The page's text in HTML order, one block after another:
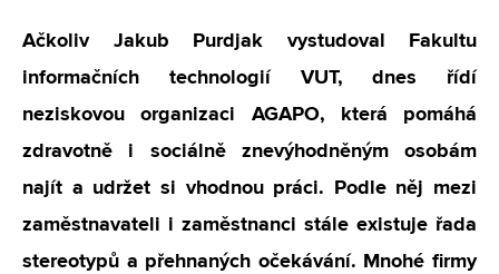
Ačkoliv Jakub Purdjak vystudoval Fakultu
informačních technologií VUT, dnes řídí
neziskovou organizaci AGAPO, která pomáhá
zdravotně i sociálně znevýhodněným osobám
najít a udržet si vhodnou práci. Podle něj mezi
zaměstnavateli i zaměstnanci stále existuje řada
stereotypů a přehnaných očekávání. Mnohé firmy